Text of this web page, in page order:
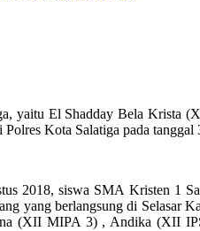
yaitu El Shadday Bela Krista
Kota Salatiga pada
2018, siswa SMA Kristen 1
yang berlangsung di Selasar
(XII MIPA 3) , Andika (XII